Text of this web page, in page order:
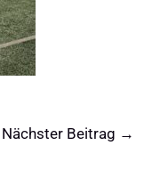
Nächster Beitrag →